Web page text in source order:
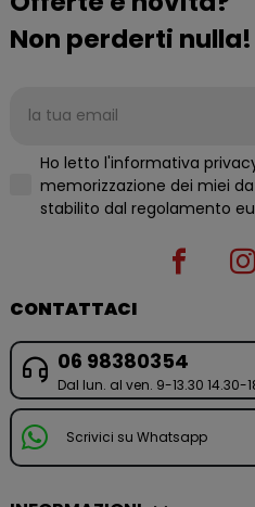
Non perderti nulla!
Ho letto l'informativa
memorizzazione dei miei
CONTATTACI
06 98380354
Dal lun. al ven. 9-13.30 14.30-
Scrivici su Whatsapp